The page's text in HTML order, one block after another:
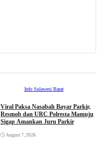
Info Sulawesi Barat
Viral Paksa Nasabah Bayar Parkir,
Resmob dan URC Polresta Mamuju
Sigap Amankan Juru Parkir
August 7, 2026